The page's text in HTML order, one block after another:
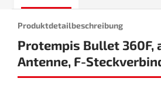
Produktdetailbeschreibung
Protempis Bullet 360F,
Antenne, F-